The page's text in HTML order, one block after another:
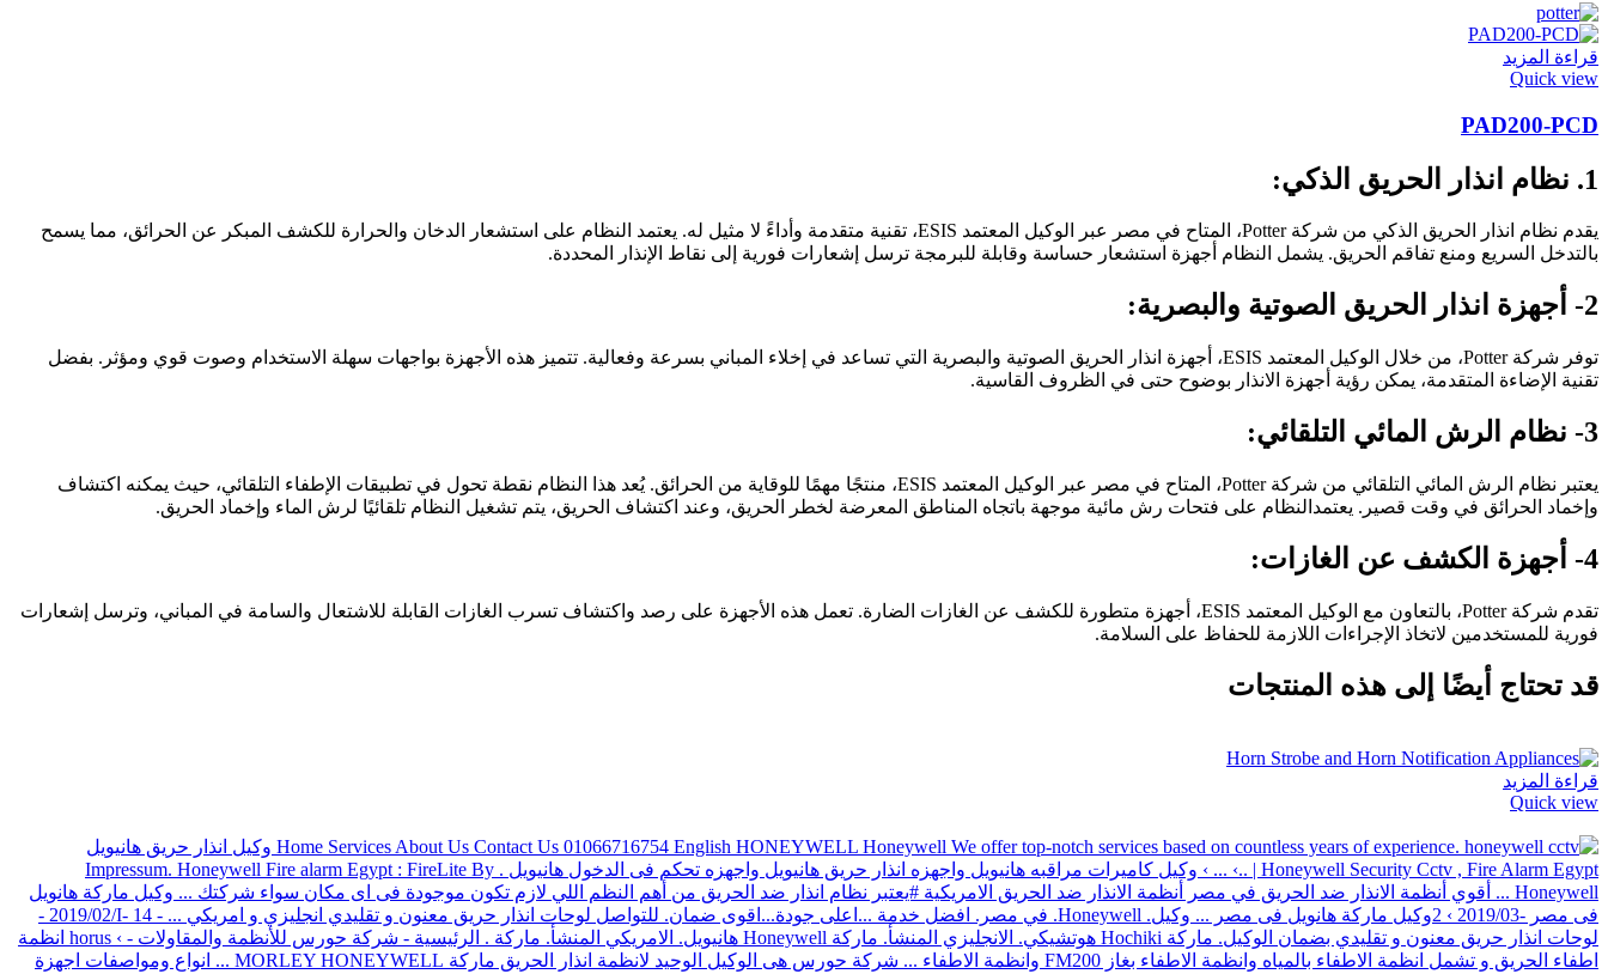
قراءة المزيد
Quick view
PAD200-PCD
1. نظام انذار الحريق الذكي:
يقدم نظام انذار الحريق الذكي من شركة Potter، المتاح في مصر عبر الوكيل المعتمد ESIS، تقنية متقدمة وأداءً لا مثيل له. يعتمد النظام على استشعار الدخان والحرارة للكشف المبكر عن الحرائق، مما يسمح
بالتدخل السريع ومنع تفاقم الحريق. يشمل النظام أجهزة استشعار حساسة وقابلة للبرمجة ترسل إشعارات فورية إلى نقاط الإنذار المحددة.
2- أجهزة انذار الحريق الصوتية والبصرية:
توفر شركة Potter، من خلال الوكيل المعتمد ESIS، أجهزة انذار الحريق الصوتية والبصرية التي تساعد في إخلاء المباني بسرعة وفعالية. تتميز هذه الأجهزة بواجهات سهلة الاستخدام وصوت قوي ومؤثر. بفضل
تقنية الإضاءة المتقدمة، يمكن رؤية أجهزة الانذار بوضوح حتى في الظروف القاسية.
3- نظام الرش المائي التلقائي:
يعتبر نظام الرش المائي التلقائي من شركة Potter، المتاح في مصر عبر الوكيل المعتمد ESIS، منتجًا مهمًا للوقاية من الحرائق. يُعد هذا النظام نقطة تحول في تطبيقات الإطفاء التلقائي، حيث يمكنه اكتشاف
وإخماد الحرائق في وقت قصير. يعتمدالنظام على فتحات رش مائية موجهة باتجاه المناطق المعرضة لخطر الحريق، وعند اكتشاف الحريق، يتم تشغيل النظام تلقائيًا لرش الماء وإخماد الحريق.
4- أجهزة الكشف عن الغازات:
تقدم شركة Potter، بالتعاون مع الوكيل المعتمد ESIS، أجهزة متطورة للكشف عن الغازات الضارة. تعمل هذه الأجهزة على رصد واكتشاف تسرب الغازات القابلة للاشتعال والسامة في المباني، وترسل إشعارات
فورية للمستخدمين لاتخاذ الإجراءات اللازمة للحفاظ على السلامة.
قد تحتاج أيضًا إلى هذه المنتجات
قراءة المزيد
Quick view